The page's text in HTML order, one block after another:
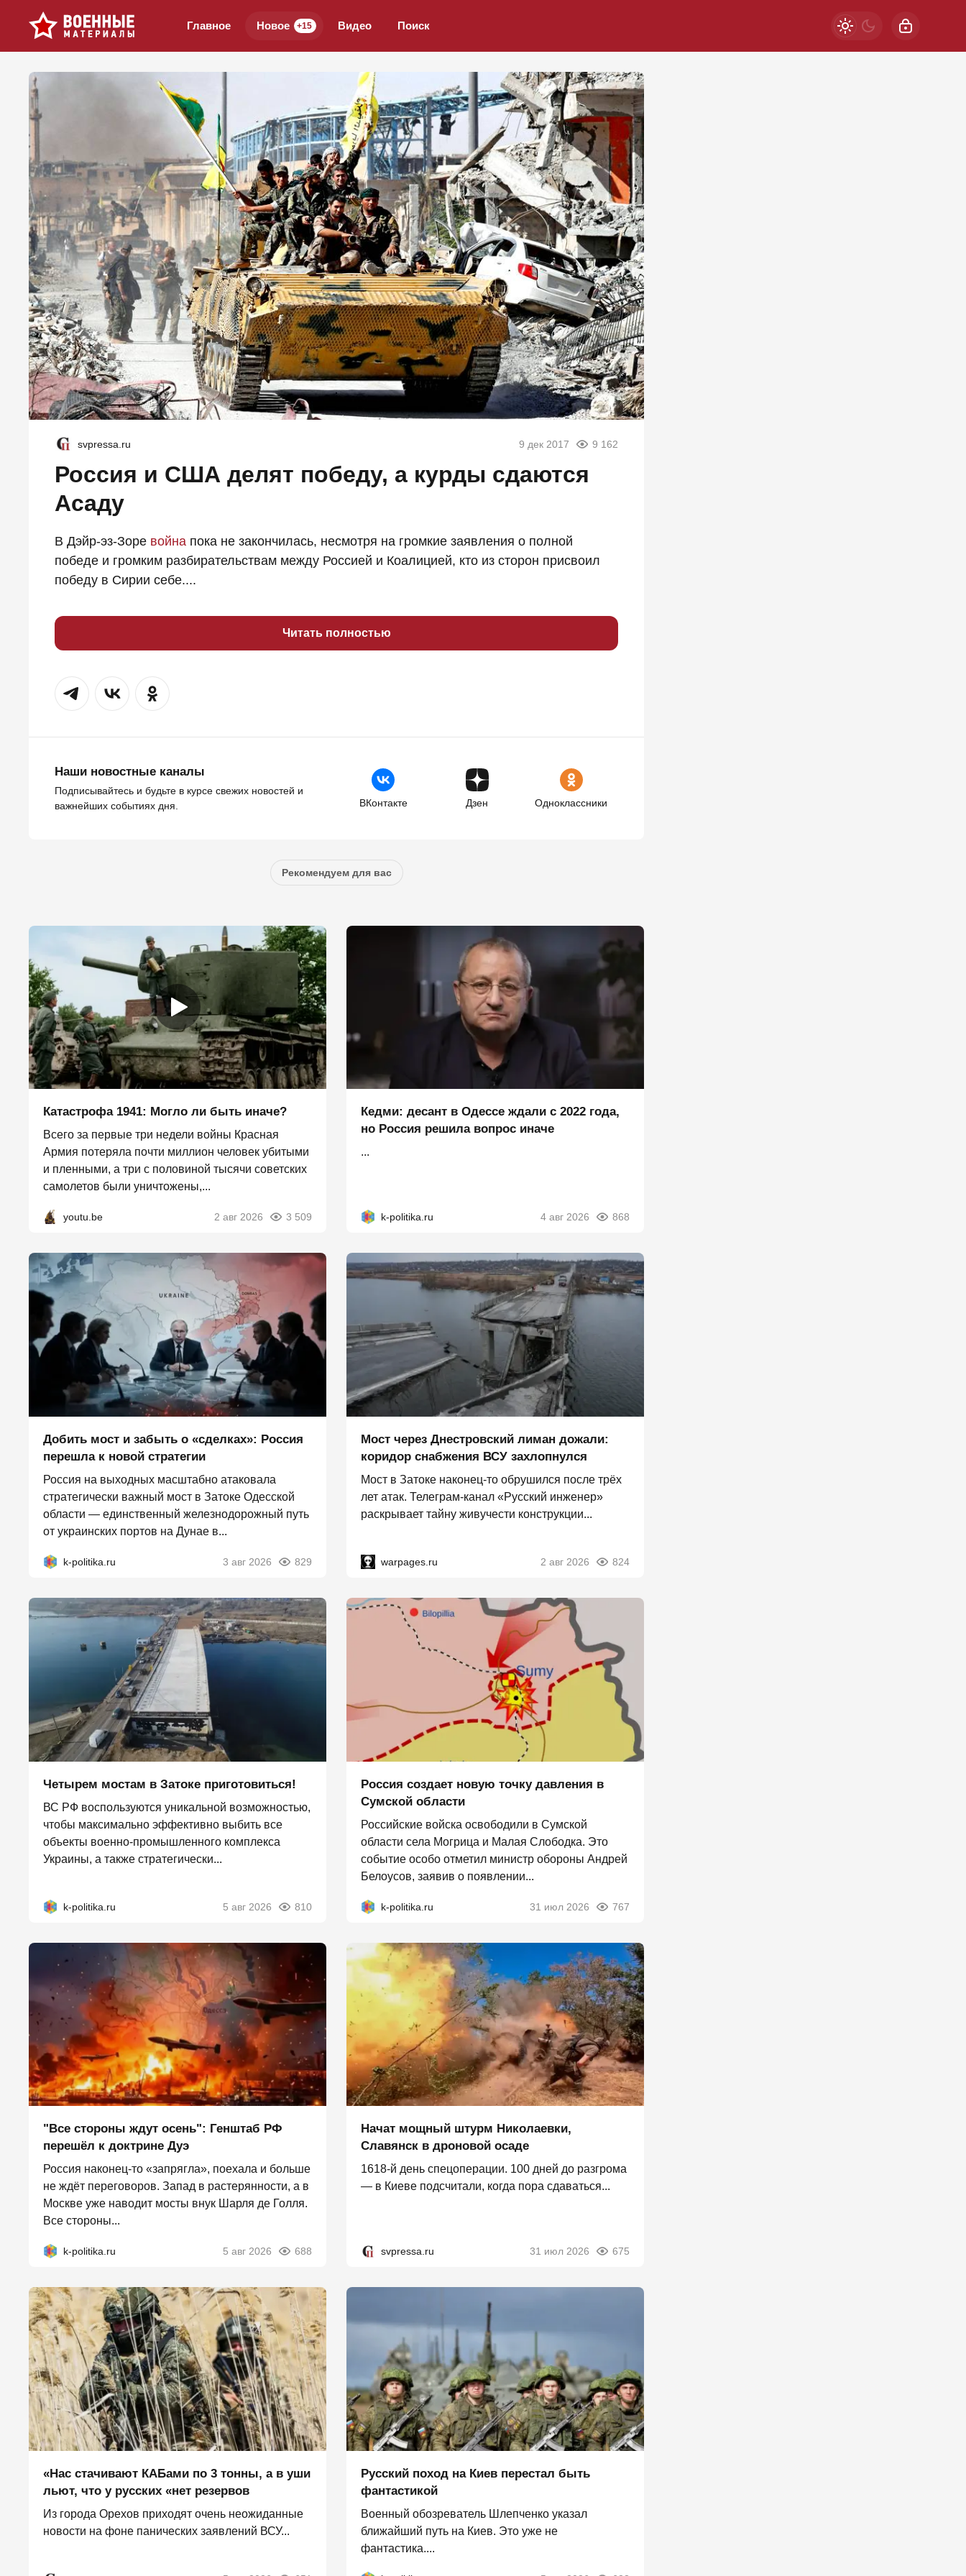
Главное Новое +15 Видео Поиск
svpressa.ru 9 дек 2017 9 162
Россия и США делят победу, а курды сдаются
Асаду
В Дэйр-эз-Зоре война пока не закончилась, несмотря на громкие заявления о полной
победе и громким разбирательствам между Россией и Коалицией, кто из сторон присвоил
победу в Сирии себе....
Читать полностью
Наши новостные каналы
Подписывайтесь и будьте в курсе свежих новостей и
важнейших событиях дня.
ВКонтакте Дзен Одноклассники
Рекомендуем для вас
Катастрофа 1941: Могло ли быть иначе?
Всего за первые три недели войны Красная
Армия потеряла почти миллион человек убитыми
и пленными, а три с половиной тысячи советских
самолетов были уничтожены,...
youtu.be 2 авг 2026 3 509
Кедми: десант в Одессе ждали с 2022 года,
но Россия решила вопрос иначе
...
k-politika.ru 4 авг 2026 868
Добить мост и забыть о «сделках»: Россия
перешла к новой стратегии
Россия на выходных масштабно атаковала
стратегически важный мост в Затоке Одесской
области — единственный железнодорожный путь
от украинских портов на Дунае в...
k-politika.ru 3 авг 2026 829
Мост через Днестровский лиман дожали:
коридор снабжения ВСУ захлопнулся
Мост в Затоке наконец-то обрушился после трёх
лет атак. Телеграм-канал «Русский инженер»
раскрывает тайну живучести конструкции...
warpages.ru 2 авг 2026 824
Четырем мостам в Затоке приготовиться!
ВС РФ воспользуются уникальной возможностью,
чтобы максимально эффективно выбить все
объекты военно-промышленного комплекса
Украины, а также стратегически...
k-politika.ru 5 авг 2026 810
Россия создает новую точку давления в
Сумской области
Российские войска освободили в Сумской
области села Могрица и Малая Слободка. Это
событие особо отметил министр обороны Андрей
Белоусов, заявив о появлении...
k-politika.ru 31 июл 2026 767
"Все стороны ждут осень": Генштаб РФ
перешёл к доктрине Дуэ
Россия наконец-то «запрягла», поехала и больше
не ждёт переговоров. Запад в растерянности, а в
Москве уже наводит мосты внук Шарля де Голля.
Все стороны...
k-politika.ru 5 авг 2026 688
Начат мощный штурм Николаевки,
Славянск в дроновой осаде
1618-й день спецоперации. 100 дней до разгрома
— в Киеве подсчитали, когда пора сдаваться...
svpressa.ru 31 июл 2026 675
«Нас стачивают КАБами по 3 тонны, а в уши
льют, что у русских «нет резервов
Из города Орехов приходят очень неожиданные
новости на фоне панических заявлений ВСУ...
Русский поход на Киев перестал быть
фантастикой
Военный обозреватель Шлепченко указал
ближайший путь на Киев. Это уже не
фантастика....